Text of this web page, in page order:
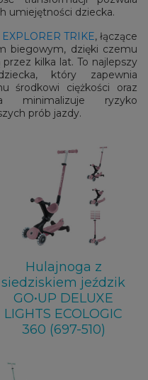
umiejętności dziecka.
TRIKE, łączące
biegowym, dzięki czemu
kilka lat. To najlepszy
który zapewnia
środkowi ciężkości oraz
minimalizuje ryzyko
prób jazdy.
Hulajnoga z
siedziskiem jeździk
GO•UP DELUXE
LIGHTS ECOLOGIC
360 (697-510)